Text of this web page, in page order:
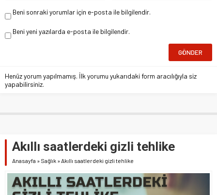
Beni sonraki yorumlar için e-posta ile bilgilendir.
Beni yeni yazılarda e-posta ile bilgilendir.
Henüz yorum yapılmamış. İlk yorumu yukarıdaki form aracılığıyla siz
yapabilirsiniz.
Akıllı saatlerdeki gizli tehlike
Anasayfa » Sağlık » Akıllı saatlerdeki gizli tehlike